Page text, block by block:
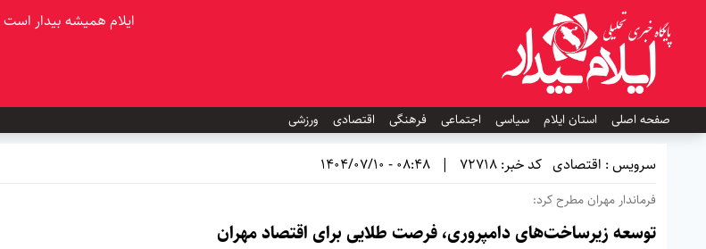
ایلام همیشه بیدار است
صفحه اصلی
استان ایلام سیاسی اجتماعی فرهنگی اقتصادی ورزشی
سرویس : اقتصادی کد خبر: 72718 |
08:48 - 1404/07/10
فرماندار مهران مطرح کرد:
توسعه زیرساخت‌های دامپروری، فرصت طلایی برای اقتصاد مهران